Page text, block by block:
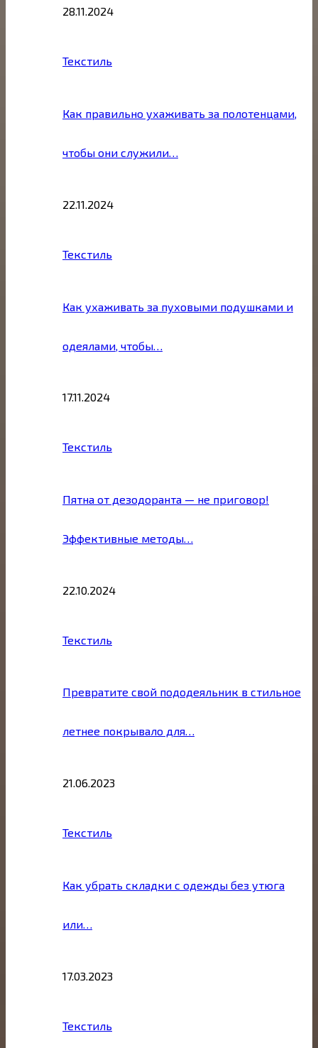
28.11.2024
Текстиль
Как правильно ухаживать за полотенцами,
чтобы они служили…
22.11.2024
Текстиль
Как ухаживать за пуховыми подушками и
одеялами, чтобы…
17.11.2024
Текстиль
Пятна от дезодоранта — не приговор!
Эффективные методы…
22.10.2024
Текстиль
Превратите свой пододеяльник в стильное
летнее покрывало для…
21.06.2023
Текстиль
Как убрать складки с одежды без утюга
или…
17.03.2023
Текстиль